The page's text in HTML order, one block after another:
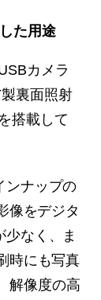
た用途
カメラ
裏面照射
搭載して
ンナップの
像をデジタ
なく、ま
時にも写真
解像度の高